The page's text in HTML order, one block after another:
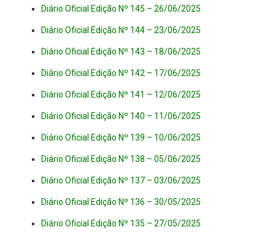
Diário Oficial Edição Nº 145 – 26/06/2025
Diário Oficial Edição Nº 144 – 23/06/2025
Diário Oficial Edição Nº 143 – 18/06/2025
Diário Oficial Edição Nº 142 – 17/06/2025
Diário Oficial Edição Nº 141 – 12/06/2025
Diário Oficial Edição Nº 140 – 11/06/2025
Diário Oficial Edição Nº 139 – 10/06/2025
Diário Oficial Edição Nº 138 – 05/06/2025
Diário Oficial Edição Nº 137 – 03/06/2025
Diário Oficial Edição Nº 136 – 30/05/2025
Diário Oficial Edição Nº 135 – 27/05/2025